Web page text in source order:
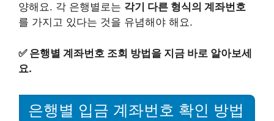
양해요. 각 은행별로는 각기 다른 형식의 계좌번호
를 가지고 있다는 것을 유념해야 해요.
✅ 은행별 계좌번호 조회 방법을 지금 바로 알아보세
요.
은행별 입금 계좌번호 확인 방법